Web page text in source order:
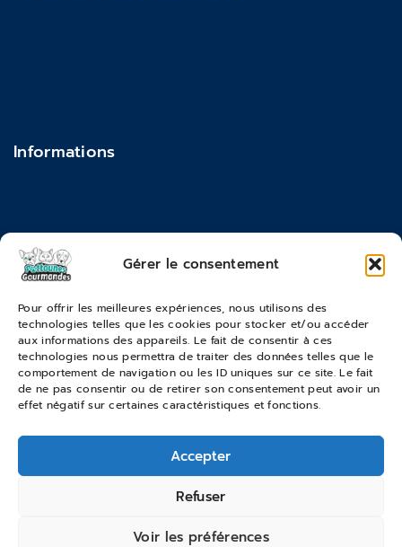
Gérer le consentement
Pour offrir les meilleures expériences, nous utilisons des
technologies telles que les cookies pour stocker et/ou accéder
aux informations des appareils. Le fait de consentir à ces
technologies nous permettra de traiter des données telles que le
comportement de navigation ou les ID uniques sur ce site. Le fait
de ne pas consentir ou de retirer son consentement peut avoir un
effet négatif sur certaines caractéristiques et fonctions.
Accepter
Refuser
Voir les préférences
Informations
Moyens de paiements
Conditions générales de vente
Suivi de commande
Services & Retours
Modes de livraison
© 2026 Pattounes Gourmandes